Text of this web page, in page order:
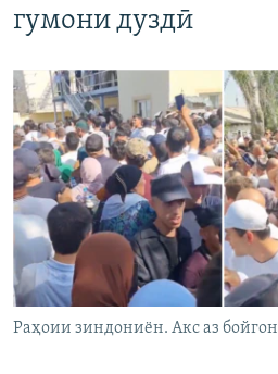
гумони дуздӣ
Раҳоии зиндониён. Акс аз